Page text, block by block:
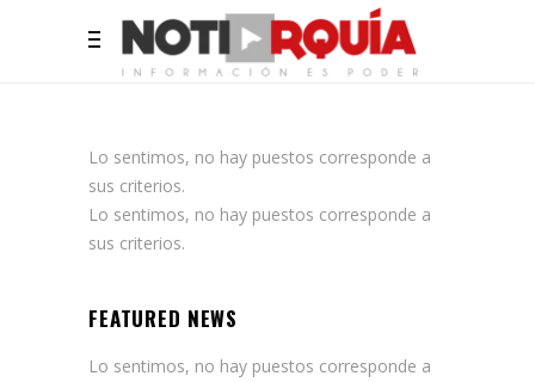
Lo sentimos, no hay puestos corresponde a
sus criterios.
Lo sentimos, no hay puestos corresponde a
sus criterios.
FEATURED NEWS
Lo sentimos, no hay puestos corresponde a